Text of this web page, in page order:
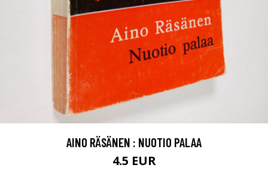
AINO RÄSÄNEN : NUOTIO PALAA
4.5 EUR